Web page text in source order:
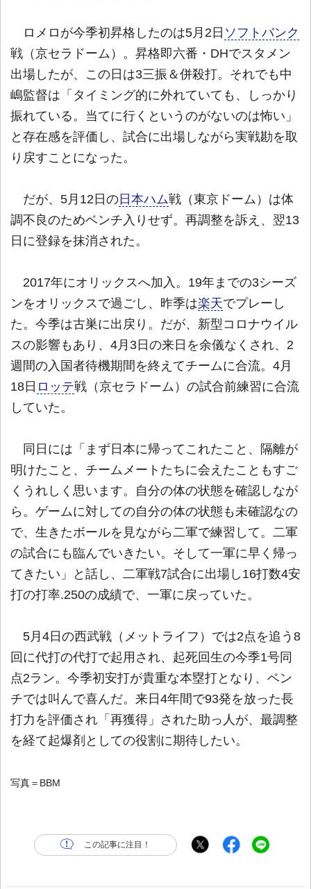
ロメロが今季初昇格したのは5月2日 ソフトバンク
戦（京セラドーム）。昇格即六番・DHでスタメン
出場したが、この日は3三振＆併殺打。それでも中
嶋監督は「タイミング的に外れていても、しっかり
振れている。当てに行くというのがないのは怖い」
と存在感を評価し、試合に出場しながら実戦勘を取
り戻すことになった。
だが、5月12日の日本ハム戦（東京ドーム）は体
調不良のためベンチ入りせず。再調整を訴え、翌13
日に登録を抹消された。
2017年にオリックスへ加入。19年までの3シーズ
ンをオリックスで過ごし、昨季は楽天でプレーし
た。今季は古巣に出戻り。だが、新型コロナウイル
スの影響もあり、4月3日の来日を余儀なくされ、2
週間の入国者待機期間を終えてチームに合流。4月
18日 ロッテ戦（京セラドーム）の試合前練習に合流
していた。
同日には「まず日本に帰ってこれたこと、隔離が
明けたこと、チームメートたちに会えたこともすご
くうれしく思います。自分の体の状態を確認しなが
ら。ゲームに対しての自分の体の状態も未確認なの
で、生きたボールを見ながら二軍で練習して。二軍
の試合にも臨んでいきたい。そして一軍に早く帰っ
てきたい」と話し、二軍戦7試合に出場し16打数4安
打の打率.250の成績で、一軍に戻っていた。
5月4日の西武戦（メットライフ）では2点を追う8
回に代打の代打で起用され、起死回生の今季1号同
点2ラン。今季初安打が貴重な本塁打となり、ベン
チでは叫んで喜んだ。来日4年間で93発を放った長
打力を評価され「再獲得」された助っ人が、最調整
を経て起爆剤としての役割に期待したい。
写真＝BBM
この記事に注目！